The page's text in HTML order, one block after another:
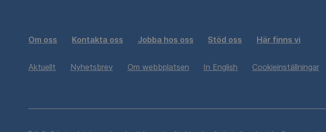
Om oss Kontakta oss Jobba hos oss Stöd oss Här finns vi
Aktuellt Nyhetsbrev Om webbplatsen In English Cookieinställningar